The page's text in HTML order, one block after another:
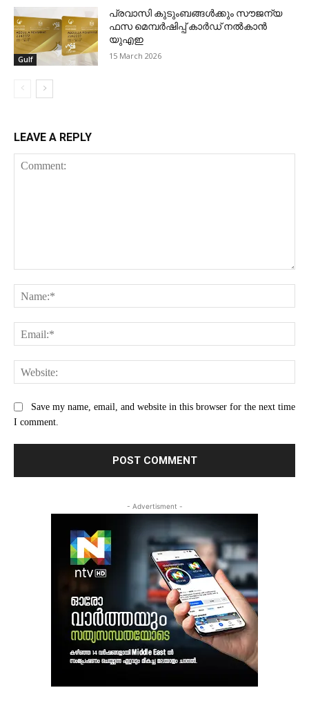
Gulf
പ്രവാസി കുടുംബങ്ങള്‍ക്കും സൗജന്യ
ഫസ മെമ്പര്‍ഷിപ്പ് കാര്‍ഡ് നല്‍കാന്‍
യുഎഇ
15 March 2026
LEAVE A REPLY
Save my name, email, and website in this browser for the next time
I comment.
- Advertisment -